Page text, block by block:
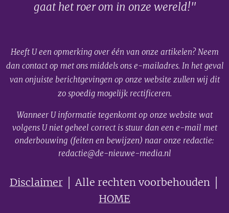
gaat het roer om in onze wereld!"
Heeft U een opmerking over één van onze artikelen? Neem
dan contact op met ons middels ons e-mailadres. In het geval
van onjuiste berichtgevingen op onze website zullen wij dit
zo spoedig mogelijk rectificeren.
Wanneer U informatie tegenkomt op onze website wat
volgens U niet geheel correct is stuur dan een e-mail met
onderbouwing (feiten en bewijzen) naar onze redactie:
redactie@de-nieuwe-media.nl
Disclaimer│ Alle rechten voorbehouden │
HOME